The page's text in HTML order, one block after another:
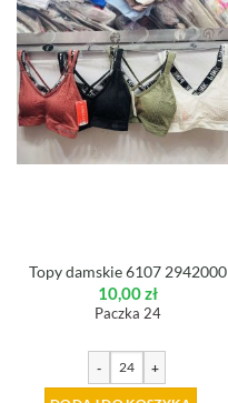
Topy damskie 6107 2942000
10,00zł
Paczka 24
- +